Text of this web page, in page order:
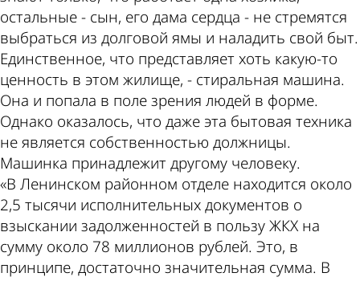
остальные - сын, его дама сердца - не стремятся
выбраться из долговой ямы и наладить свой быт.
Единственное, что представляет хоть какую-то
ценность в этом жилище, - стиральная машина.
Она и попала в поле зрения людей в форме.
Однако оказалось, что даже эта бытовая техника
не является собственностью должницы.
Машинка принадлежит другому человеку.
«В Ленинском районном отделе находится около
2,5 тысячи исполнительных документов о
взыскании задолженностей в пользу ЖКХ на
сумму около 78 миллионов рублей. Это, в
принципе, достаточно значительная сумма. В